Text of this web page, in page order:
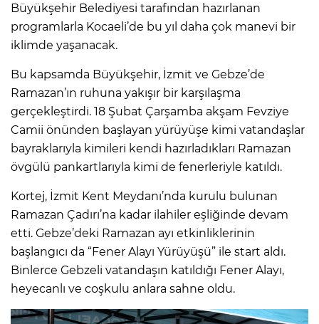
Büyükşehir Belediyesi tarafından hazırlanan
programlarla Kocaeli’de bu yıl daha çok manevi bir
iklimde yaşanacak.
Bu kapsamda Büyükşehir, İzmit ve Gebze’de
Ramazan’ın ruhuna yakışır bir karşılaşma
gerçekleştirdi. 18 Şubat Çarşamba akşam Fevziye
Camii önünden başlayan yürüyüşe kimi vatandaşlar
bayraklarıyla kimileri kendi hazırladıkları Ramazan
övgülü pankartlarıyla kimi de fenerleriyle katıldı.
Kortej, İzmit Kent Meydanı’nda kurulu bulunan
Ramazan Çadırı’na kadar ilahiler eşliğinde devam
etti. Gebze’deki Ramazan ayı etkinliklerinin
başlangıcı da “Fener Alayı Yürüyüşü” ile start aldı.
Binlerce Gebzeli vatandaşın katıldığı Fener Alayı,
heyecanlı ve coşkulu anlara sahne oldu.